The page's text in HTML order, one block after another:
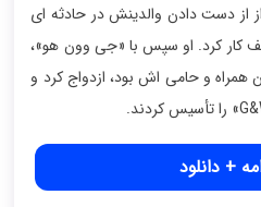
از دست دادن والدینش در حادثه ای
کار کرد. او سپس با «جی وون هو»،
و حامی اش بود، ازدواج کرد و
+ دانلود